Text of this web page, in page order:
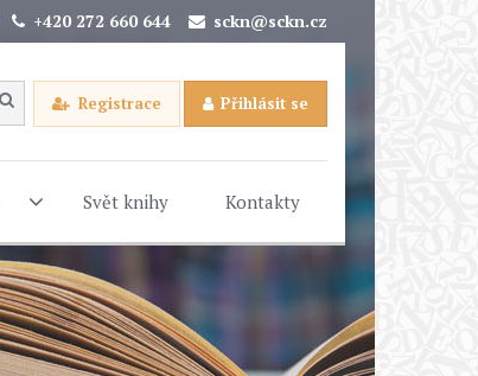
+420 272 660 644 sckn@sckn.cz
Registrace Přihlásit se
Svět knihy Kontakty